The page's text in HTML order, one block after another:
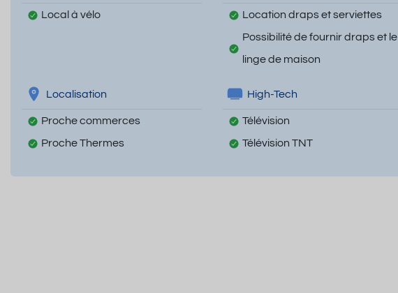
Local à vélo
Location draps et serviettes
Possibilité de fournir draps et le
linge de maison
Localisation
Proche commerces
Proche Thermes
High-Tech
Télévision
Télévision TNT